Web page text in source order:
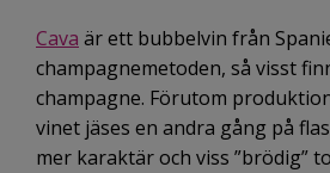
Cava är ett bubbelvin från
champagnemetoden, så visst
champagne. Förutom
vinet jäses en andra gång på
mer karaktär och viss ”brödig”